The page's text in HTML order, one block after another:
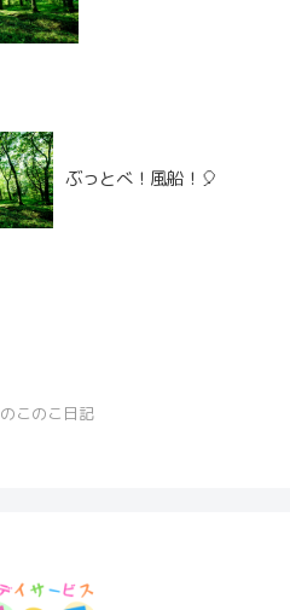
ぶっとべ！風船！🎈
のこのこ日記